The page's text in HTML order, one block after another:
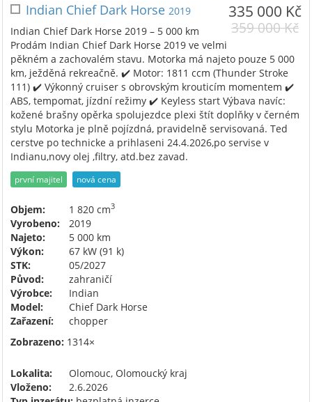
335 000 Kč
359 000 Kč
Indian Chief Dark Horse 2019
Indian Chief Dark Horse 2019 – 5 000 km
Prodám Indian Chief Dark Horse 2019 ve velmi
pěkném a zachovalém stavu. Motorka má najeto pouze 5 000
km, ježděná rekreačně. ✔️ Motor: 1811 ccm (Thunder Stroke
111) ✔️ Výkonný cruiser s obrovským krouticím momentem ✔️
ABS, tempomat, jízdní režimy ✔️ Keyless start Výbava navíc:
kožené brašny opěrka spolujezdce plexi štít doplňky v černém
stylu Motorka je plně pojízdná, pravidelně servisovaná. Ted
cerstve po technicke a prihlaseni 24.4.2026,po servise v
Indianu,novy olej ,filtry, atd.bez zavad.
první majitel nová cena
Objem: 1 820 cm3
Vyrobeno:
2019
Najeto:
5 000 km
Výkon:
67 kW (91 k)
STK:
05/2027
Původ:
zahraničí
Výrobce:
Indian
Model:
Chief Dark Horse
Zařazení:
chopper
Zobrazeno: 1314×
Lokalita:
Olomouc, Olomoucký kraj
Vloženo:
2.6.2026